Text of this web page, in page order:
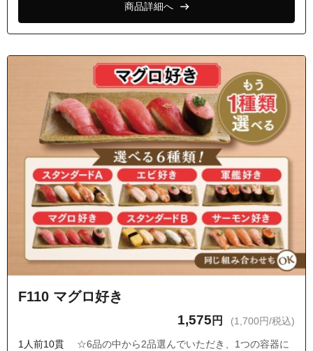
商品詳細へ
F110 マグロ好き
1,575 円 (1,700円/税込)
1人前10貫
☆6品の中から2品選んでいただき、1つの容器に